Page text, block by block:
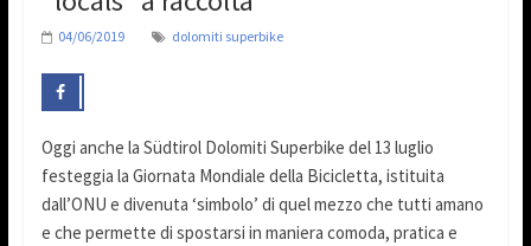
04/06/2019 dolomiti superbike
Oggi anche la Südtirol Dolomiti Superbike del 13 luglio
festeggia la Giornata Mondiale della Bicicletta, istituita
dall’ONU e divenuta ‘simbolo’ di quel mezzo che tutti amano
e che permette di spostarsi in maniera comoda, pratica e